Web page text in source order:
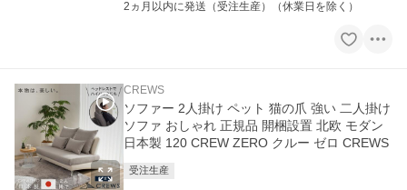
2ヵ月以内に発送（受注生産）（休業日を除く）
CREWS
ソファー 2人掛け ペット 猫の爪 強い 二人掛け
ソファ おしゃれ 正規品 開梱設置 北欧 モダン
日本製 120 CREW ZERO クルー ゼロ CREWS
受注生産